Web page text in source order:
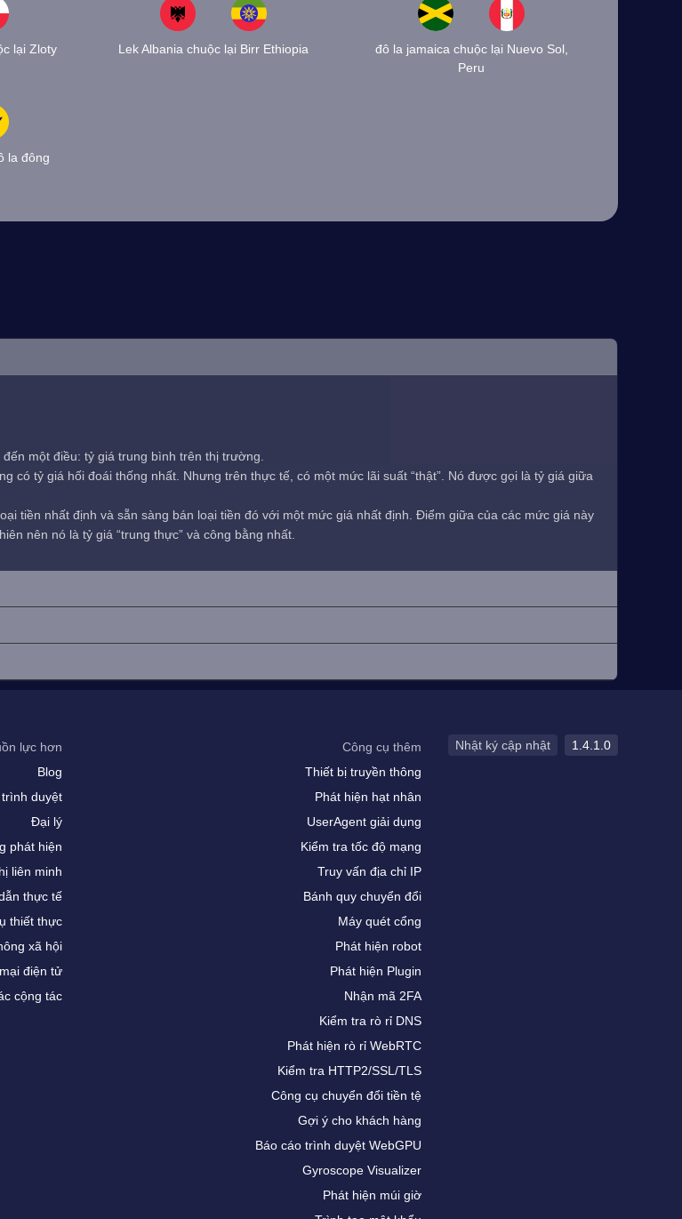
lại Zloty
Lek Albania chuộc lại Birr Ethiopia
đô la jamaica chuộc lại Nuevo Sol,
Peru
la đông
một điều: tỷ giá trung bình trên thị trường.
có tỷ giá hối đoái thống nhất. Nhưng trên thực tế, có một mức lãi suất “thật”. Nó được gọi là tỷ giá giữa
tiền nhất định và sẵn sàng bán loại tiền đó với một mức giá nhất định. Điểm giữa của các mức giá này
nên nó là tỷ giá “trung thực” và công bằng nhất.
lực hơn
Blog
duyệt
Đại lý
phát hiện
liên minh
thực tế
thiết thực
xã hội
điện tử
cộng tác
Công cụ thêm
Thiết bị truyền thông
Phát hiện hạt nhân
UserAgent giải dụng
Kiểm tra tốc độ mạng
Truy vấn địa chỉ IP
Bánh quy chuyển đổi
Máy quét cổng
Phát hiện robot
Phát hiện Plugin
Nhận mã 2FA
Kiểm tra rò rỉ DNS
Phát hiện rò rỉ WebRTC
Kiểm tra HTTP2/SSL/TLS
Công cụ chuyển đổi tiền tệ
Gợi ý cho khách hàng
Báo cáo trình duyệt WebGPU
Gyroscope Visualizer
Phát hiện múi giờ
Nhật ký cập nhật 1.4.1.0